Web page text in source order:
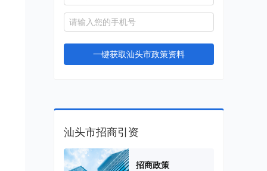
一键获取汕头市政策资料
汕头市招商引资
招商政策